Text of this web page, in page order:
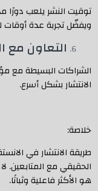
توقيت النشر يلعب دورًا
ويفضّل تجربة عدة
التعاون مع
الشراكات البسيطة مع
الانتشار بشكل أسرع.
خلاصة:
طريقة الانتشار في
الحقيقي مع المتابعين. لا
هو الأكثر فاعلية وثباتًا.